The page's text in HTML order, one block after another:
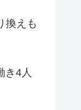
換えも
き4人